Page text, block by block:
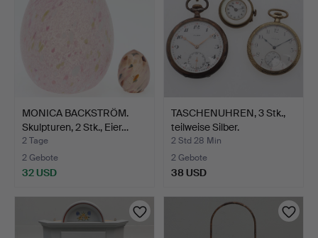
MONICA BACKSTRÖM.
Skulpturen, 2 Stk., Eier…
2 Tage
2 Gebote
32 USD
TASCHENUHREN, 3 Stk.,
teilweise Silber.
2 Std 28 Min
2 Gebote
38 USD